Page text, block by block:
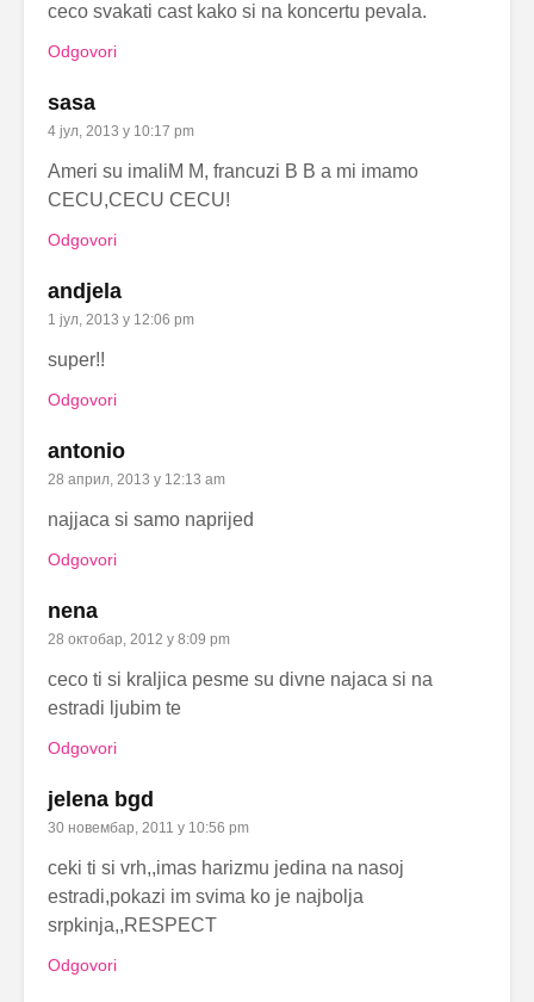
ceco svakati cast kako si na koncertu pevala.
Odgovori
sasa
4 јул, 2013 у 10:17 pm
Ameri su imaliM M, francuzi B B a mi imamo
CECU,CECU CECU!
Odgovori
andjela
1 јул, 2013 у 12:06 pm
super!!
Odgovori
antonio
28 април, 2013 у 12:13 am
najjaca si samo naprijed
Odgovori
nena
28 октобар, 2012 у 8:09 pm
ceco ti si kraljica pesme su divne najaca si na
estradi ljubim te
Odgovori
jelena bgd
30 новембар, 2011 у 10:56 pm
ceki ti si vrh,,imas harizmu jedina na nasoj
estradi,pokazi im svima ko je najbolja
srpkinja,,RESPECT
Odgovori